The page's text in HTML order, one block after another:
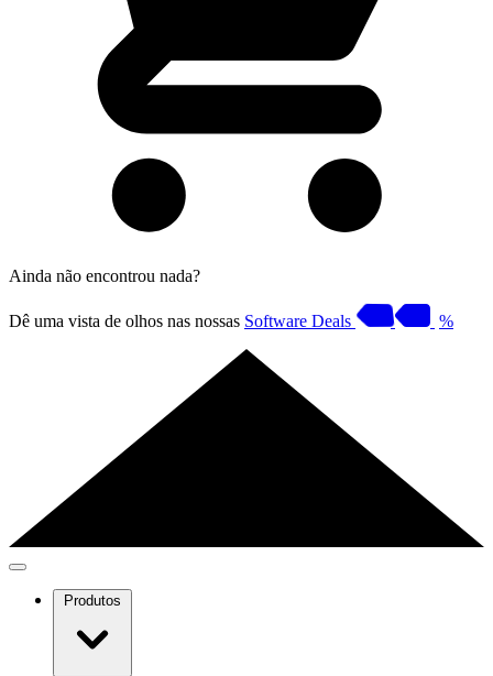
Ainda não encontrou nada?
Dê uma vista de olhos nas nossas Software Deals %
Produtos